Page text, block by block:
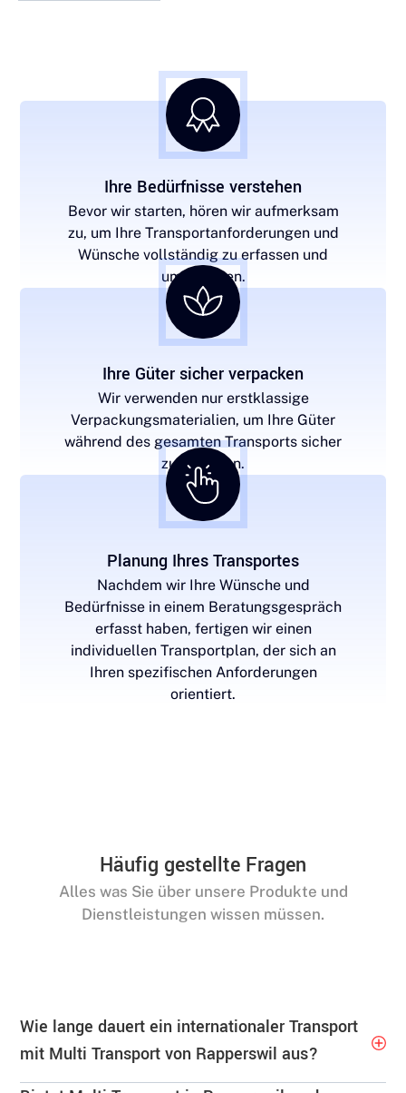
Ihre Bedürfnisse verstehen
Bevor wir starten, hören wir aufmerksam
zu, um Ihre Transportanforderungen und
Wünsche vollständig zu erfassen und
umzusetzen.
Ihre Güter sicher verpacken
Wir verwenden nur erstklassige
Verpackungsmaterialien, um Ihre Güter
während des gesamten Transports sicher
zu schützen.
Planung Ihres Transportes
Nachdem wir Ihre Wünsche und
Bedürfnisse in einem Beratungsgespräch
erfasst haben, fertigen wir einen
individuellen Transportplan, der sich an
Ihren spezifischen Anforderungen
orientiert.
Häufig gestellte Fragen
Alles was Sie über unsere Produkte und
Dienstleistungen wissen müssen.
Wie lange dauert ein internationaler Transport
mit Multi Transport von Rapperswil aus?